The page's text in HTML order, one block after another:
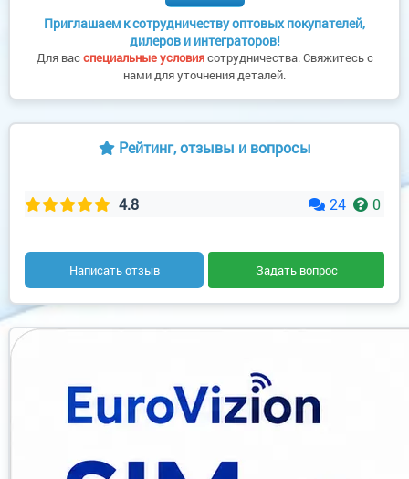
Приглашаем к сотрудничеству оптовых покупателей,
дилеров и интеграторов!
Для васспециальные условиясотрудничества. Свяжитесь с
нами для уточнения деталей.
Рейтинг, отзывы и вопросы
4.8 24 0
Написать отзыв Задать вопрос